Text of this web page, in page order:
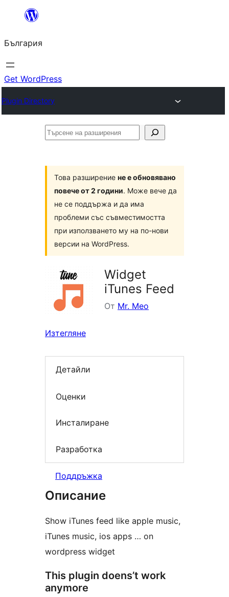
България
Get WordPress
Plugin Directory
Търсене
Това разширение не е обновявано
повече от 2 години. Може вече да
не се поддържа и да има
проблеми със съвместимостта
при използването му на по-нови
версии на WordPress.
Widget
iTunes Feed
От Mr. Meo
Изтегляне
Детайли
Оценки
Инсталиране
Разработка
Поддръжка
Описание
Show iTunes feed like apple music,
iTunes music, ios apps … on
wordpress widget
This plugin doens’t work
anymore